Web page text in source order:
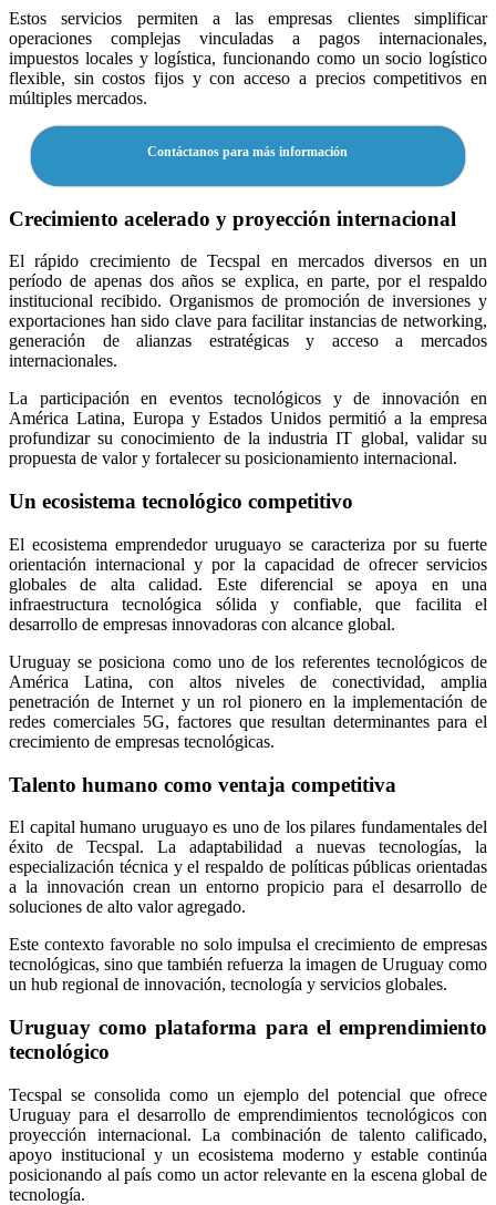
Estos servicios permiten a las empresas clientes simplificar
operaciones complejas vinculadas a pagos internacionales,
impuestos locales y logística, funcionando como un socio logístico
flexible, sin costos fijos y con acceso a precios competitivos en
múltiples mercados.
Contáctanos para más información
Crecimiento acelerado y proyección internacional
El rápido crecimiento de Tecspal en mercados diversos en un
período de apenas dos años se explica, en parte, por el respaldo
institucional recibido. Organismos de promoción de inversiones y
exportaciones han sido clave para facilitar instancias de networking,
generación de alianzas estratégicas y acceso a mercados
internacionales.
La participación en eventos tecnológicos y de innovación en
América Latina, Europa y Estados Unidos permitió a la empresa
profundizar su conocimiento de la industria IT global, validar su
propuesta de valor y fortalecer su posicionamiento internacional.
Un ecosistema tecnológico competitivo
El ecosistema emprendedor uruguayo se caracteriza por su fuerte
orientación internacional y por la capacidad de ofrecer servicios
globales de alta calidad. Este diferencial se apoya en una
infraestructura tecnológica sólida y confiable, que facilita el
desarrollo de empresas innovadoras con alcance global.
Uruguay se posiciona como uno de los referentes tecnológicos de
América Latina, con altos niveles de conectividad, amplia
penetración de Internet y un rol pionero en la implementación de
redes comerciales 5G, factores que resultan determinantes para el
crecimiento de empresas tecnológicas.
Talento humano como ventaja competitiva
El capital humano uruguayo es uno de los pilares fundamentales del
éxito de Tecspal. La adaptabilidad a nuevas tecnologías, la
especialización técnica y el respaldo de políticas públicas orientadas
a la innovación crean un entorno propicio para el desarrollo de
soluciones de alto valor agregado.
Este contexto favorable no solo impulsa el crecimiento de empresas
tecnológicas, sino que también refuerza la imagen de Uruguay como
un hub regional de innovación, tecnología y servicios globales.
Uruguay como plataforma para el emprendimiento
tecnológico
Tecspal se consolida como un ejemplo del potencial que ofrece
Uruguay para el desarrollo de emprendimientos tecnológicos con
proyección internacional. La combinación de talento calificado,
apoyo institucional y un ecosistema moderno y estable continúa
posicionando al país como un actor relevante en la escena global de
tecnología.